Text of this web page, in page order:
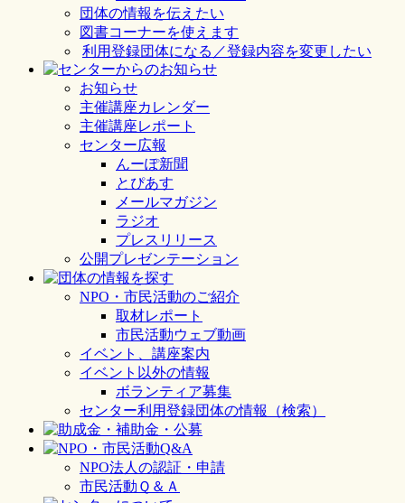
団体の情報を伝えたい
図書コーナーを使えます
利用登録団体になる／登録内容を変更したい
お知らせ
主催講座カレンダー
主催講座レポート
センター広報
んーぽ新聞
とぴあす
メールマガジン
ラジオ
プレスリリース
公開プレゼンテーション
NPO・市民活動のご紹介
取材レポート
市民活動ウェブ動画
イベント、講座案内
イベント以外の情報
ボランティア募集
センター利用登録団体の情報（検索）
NPO法人の認証・申請
市民活動Ｑ＆Ａ